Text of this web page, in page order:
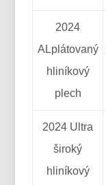
2024
ALplátovaný
hliníkový
plech
2024 Ultra
široký
hliníkový